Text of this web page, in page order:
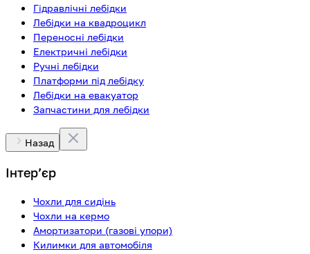
Гідравлічні лебідки
Лебідки на квадроцикл
Переносні лебідки
Електричні лебідки
Ручні лебідки
Платформи під лебідку
Лебідки на евакуатор
Запчастини для лебідки
Назад
Інтерʼєр
Чохли для сидінь
Чохли на кермо
Амортизатори (газові упори)
Килимки для автомобіля